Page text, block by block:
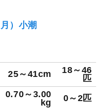
）小潮
25～41cm
18～46
匹
0.70～3.00
kg
0～2匹